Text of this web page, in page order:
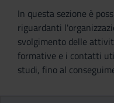
In questa sezione è
riguardanti
svolgimento delle
formative e i contatti
studi, fino al